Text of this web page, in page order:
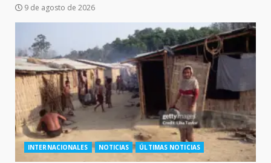
9 de agosto de 2026
INTERNACIONALES NOTICIAS ÚLTIMAS NOTICIAS